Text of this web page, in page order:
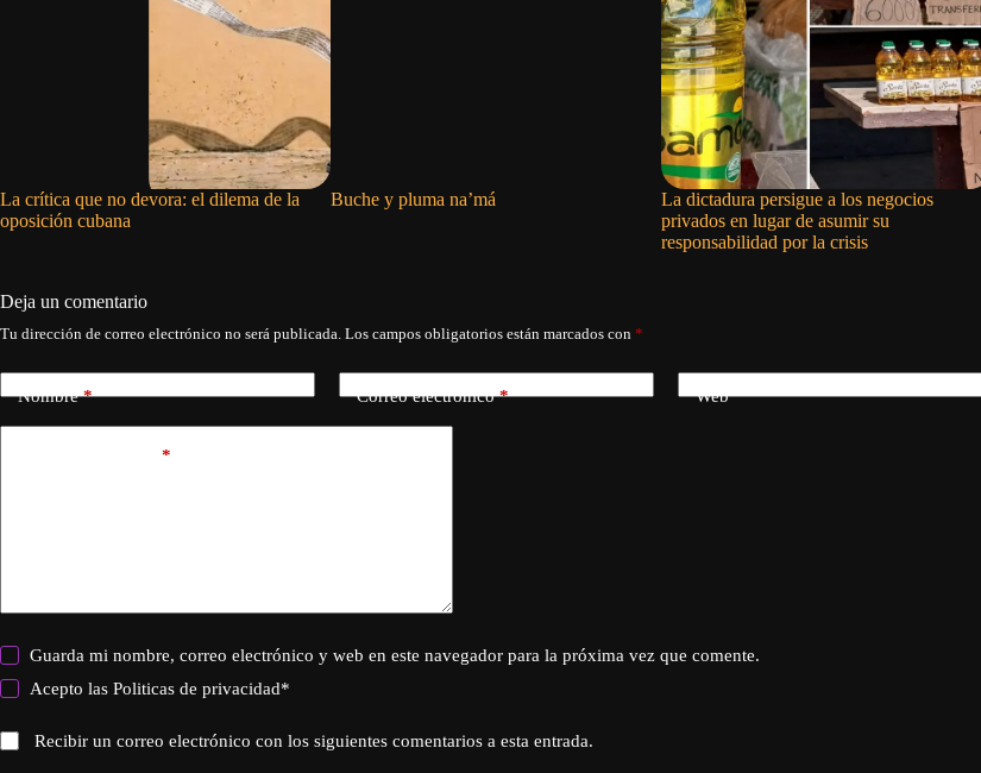
La crítica que no devora: el dilema de la
oposición cubana
Buche y pluma na’má
La dictadura persigue a los negocios
privados en lugar de asumir su
responsabilidad por la crisis
Deja un comentario
Tu dirección de correo electrónico no será publicada. Los campos obligatorios están marcados con *
Nombre* Correo electrónico* Web
*
Guarda mi nombre, correo electrónico y web en este navegador para la próxima vez que comente.
Acepto lasPoliticas de privacidad*
Recibir un correo electrónico con los siguientes comentarios a esta entrada.